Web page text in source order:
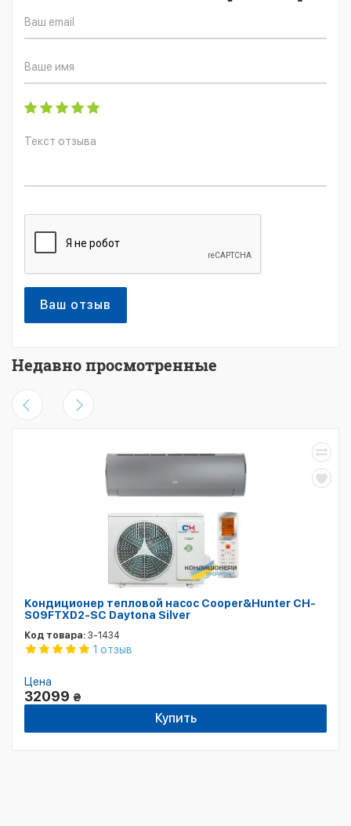
Ваш отзыв
Недавно просмотренные
Кондиционер тепловой насос Cooper&Hunter CH-
S09FTXD2-SC Daytona Silver
Код товара: 3-1434
1 отзыв
Цена
32099 ₴
Купить